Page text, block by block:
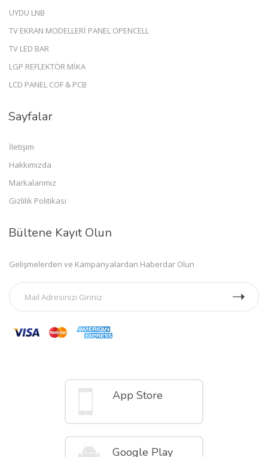
UYDU LNB
TV EKRAN MODELLERİ PANEL OPENCELL
TV LED BAR
LGP REFLEKTÖR MİKA
LCD PANEL COF & PCB
Sayfalar
İletişim
Hakkımızda
Markalarımız
Gizlilik Politikası
Bültene Kayıt Olun
Gelişmelerden ve Kampanyalardan Haberdar Olun
App Store
Google Play